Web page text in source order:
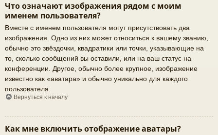
Что означают изображения рядом с моим
именем пользователя?
Вместе с именем пользователя могут присутствовать два
изображения. Одно из них может относиться к вашему званию,
обычно это звёздочки, квадратики или точки, указывающие на
то, сколько сообщений вы оставили, или на ваш статус на
конференции. Другое, обычно более крупное, изображение
известно как «аватара» и обычно уникально для каждого
пользователя.
Вернуться к началу
Как мне включить отображение аватары?